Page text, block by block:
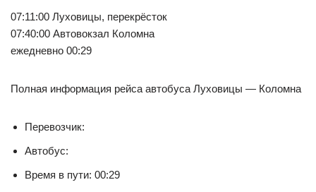
07:11:00 Луховицы, перекрёсток
07:40:00 Автовокзал Коломна
ежедневно 00:29
Полная информация рейса автобуса Луховицы — Коломна
Перевозчик:
Автобус:
Время в пути: 00:29